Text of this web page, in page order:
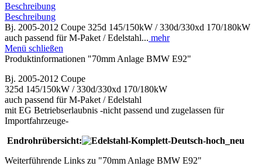
Beschreibung
Beschreibung
Bj. 2005-2012 Coupe 325d 145/150kW / 330d/330xd 170/180kW
auch passend für M-Paket / Edelstahl... mehr
Menü schließen
Produktinformationen "70mm Anlage BMW E92"
Bj. 2005-2012 Coupe
325d 145/150kW / 330d/330xd 170/180kW
auch passend für M-Paket / Edelstahl
mit EG Betriebserlaubnis -nicht passend und zugelassen für
Importfahrzeuge-
Endrohrübersicht:
Weiterführende Links zu "70mm Anlage BMW E92"